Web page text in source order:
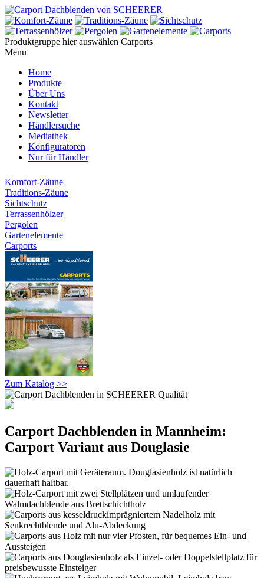
Produktgruppe hier auswählen Carports
Menu
Home
Produkte
Über Uns
Kontakt
Newsletter
Händlersuche
Mediathek
Konfiguratoren
Nur für Händler
Komfort-Zäune
Traditions-Zäune
Sichtschutz
Terrassenhölzer
Pergolen
Gartenelemente
Carports
Zum Katalog >>
Carport Dachblenden in Mannheim:
Carport Variant aus Douglasie